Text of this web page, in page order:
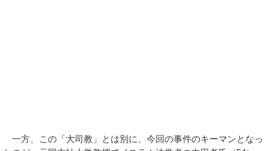
一方、この「大司教」とは別に、今回の事件のキーマンとなっ